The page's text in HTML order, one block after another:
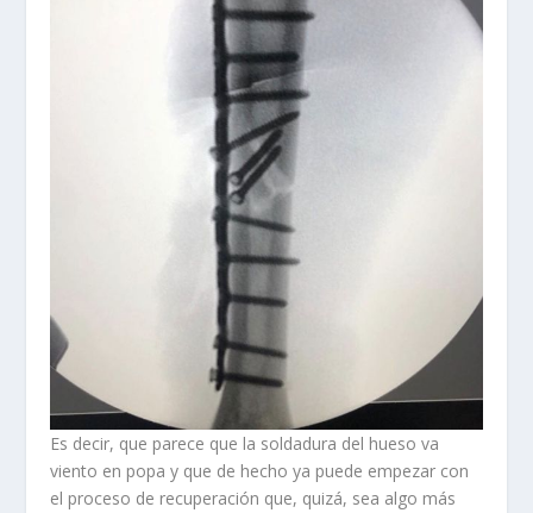
Es decir, que parece que la soldadura del hueso va
viento en popa y que de hecho ya puede empezar con
el proceso de recuperación que, quizá, sea algo más